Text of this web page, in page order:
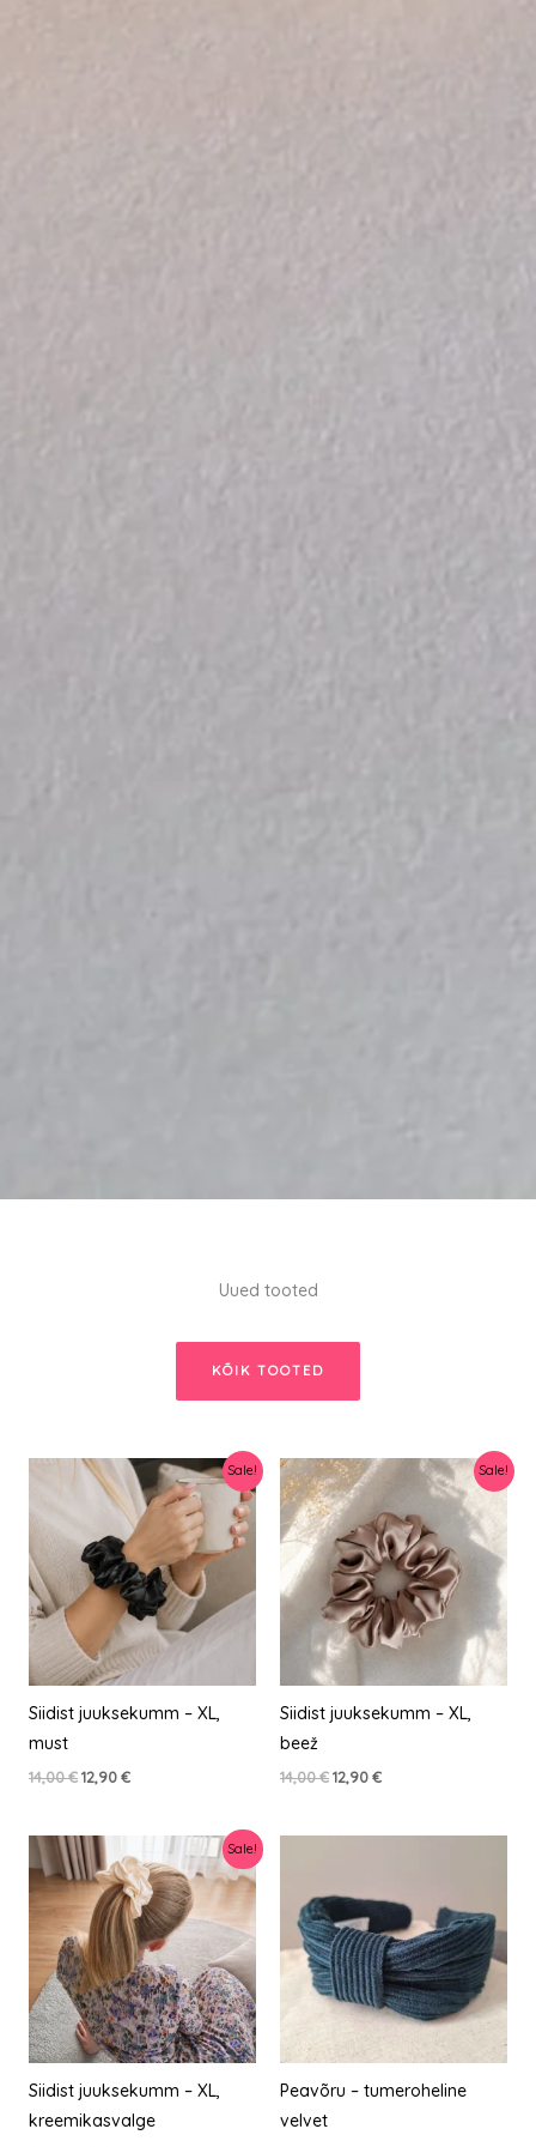
Uued tooted
KÕIK TOOTED
Sale!
Siidist juuksekumm – XL,
must
14,00€Algne
14,00 €.
12,90€Current
12,90 €.
Sale!
Siidist juuksekumm – XL,
beež
14,00€Algne
14,00 €.
12,90€Current
12,90 €.
Sale!
Siidist juuksekumm – XL,
kreemikasvalge
Peavõru – tumeroheline
velvet